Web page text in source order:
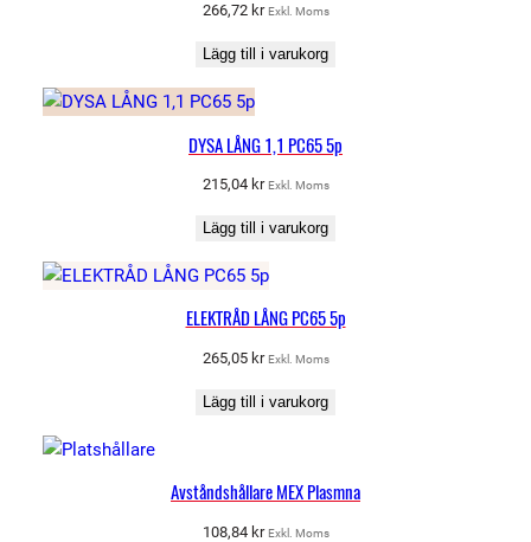
266,72 kr Exkl. Moms
Lägg till i varukorg
DYSA LÅNG 1,1 PC65 5p
215,04 kr Exkl. Moms
Lägg till i varukorg
ELEKTRÅD LÅNG PC65 5p
265,05 kr Exkl. Moms
Lägg till i varukorg
Avståndshållare MEX Plasmna
108,84 kr Exkl. Moms